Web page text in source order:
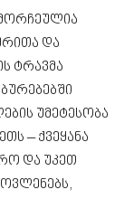
და
ტრავმა
უმეტესობა
– ქვეყანა
და უკეთ